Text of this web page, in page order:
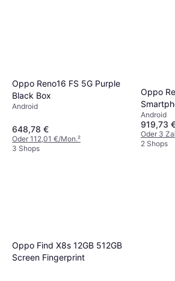
Oppo Reno16 FS 5G Purple
Black Box
Android
648,78 €
Oder 112,01 €/Mon.²
3 Shops
Oppo
6.32
Android
919,73
Oder 3
2 Shops
Oppo Find X8s 12GB 512GB
Screen Fingerprint